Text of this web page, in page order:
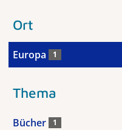
Ort
Europa 1
Thema
Bücher 1